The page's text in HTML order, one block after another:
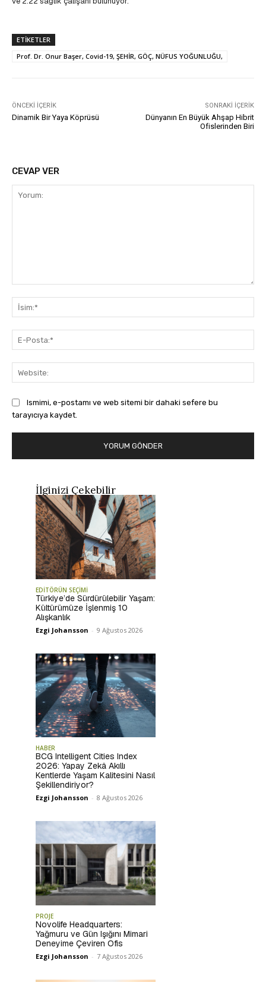
ETIKETLER
Prof. Dr. Onur Başer, Covid-19, ŞEHİR, GÖÇ, NÜFUS YOĞUNLUĞU,
ÖNCEKI İÇERIK
Dinamik Bir Yaya Köprüsü
SONRAKI İÇERIK
Dünyanın En Büyük Ahşap Hibrit
Ofislerinden Biri
CEVAP VER
Ismimi, e-postamı ve web sitemi bir dahaki sefere bu
tarayıcıya kaydet.
İlginizi Çekebilir
EDİTÖRÜN SEÇİMİ
Türkiye’de Sürdürülebilir Yaşam:
Kültürümüze İşlenmiş 10
Alışkanlık
Ezgi Johansson - 9 Ağustos 2026
HABER
BCG Intelligent Cities Index
2026: Yapay Zekâ Akıllı
Kentlerde Yaşam Kalitesini Nasıl
Şekillendiriyor?
Ezgi Johansson - 8 Ağustos 2026
PROJE
Novolife Headquarters:
Yağmuru ve Gün Işığını Mimari
Deneyime Çeviren Ofis
Ezgi Johansson - 7 Ağustos 2026